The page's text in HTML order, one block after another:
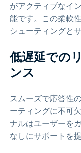
がアクティブなイ
能です。この柔軟
シューティングと
低遅延での
ンス
スムーズで応答性
ーティングに不可
ナルはユーザーを
なしにサポートを